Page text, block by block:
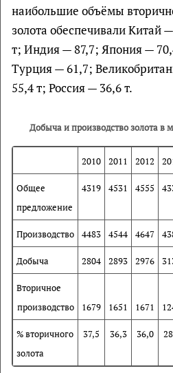
наибольшие объёмы
золота обеспечивали
т; Индия — 87,7; Япония —
Турция — 61,7;
55,4 т; Россия — 36,6 т.
Добыча и производство золота в
2010 2011 2012
Общее
предложение
4319 4531 4555
Производство 4483 4544 4647
Добыча 2804 2893 2976
Вторичное
производство
1679 1651 1671
% вторичного
золота
37,5 36,3 36,0